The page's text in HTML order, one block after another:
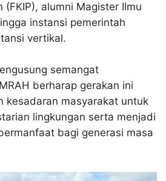
(FKIP), alumni Magister Ilmu
instansi pemerintah
vertikal.
semangat
berharap gerakan ini
kesadaran masyarakat untuk
lingkungan serta menjadi
bagi generasi masa